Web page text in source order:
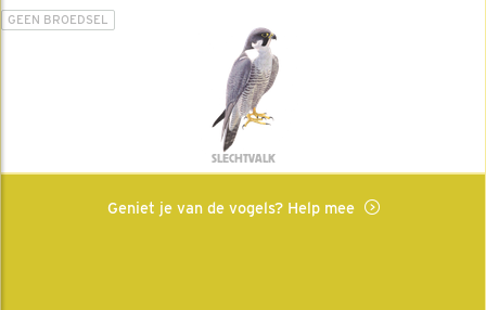
GEEN BROEDSEL
SLECHTVALK
Geniet je van de vogels? Help mee